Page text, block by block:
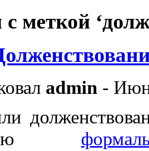
с меткой
admin -